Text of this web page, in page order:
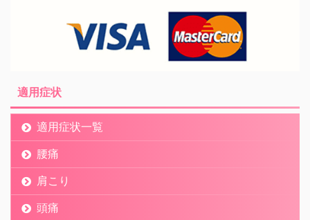
適用症状
適用症状一覧
腰痛
肩こり
頭痛